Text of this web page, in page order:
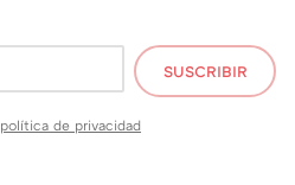
SUSCRIBIR
política de privacidad